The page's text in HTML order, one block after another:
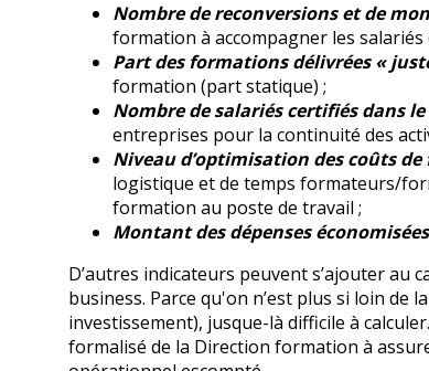
Nombre de reconversions et de
formation à accompagner les
Part des formations délivrées «
formation (part statique) ;
Nombre de salariés certifiés dans
entreprises pour la continuité des
Niveau d’optimisation des coûts
logistique et de temps formateurs/
formation au poste de travail ;
Montant des dépenses économisées
D’autres indicateurs peuvent s’ajouter au
business. Parce qu'on n’est plus si loin de
investissement), jusque-là difficile à
formalisé de la Direction formation à